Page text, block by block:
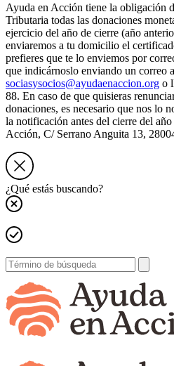
Ayuda en Acción tiene la obligación
Tributaria todas las donaciones
ejercicio del año de cierre (año
enviaremos a tu domicilio el
prefieres que te lo enviemos por
que indicárnoslo enviando un correo a
sociasysocios@ayudaenaccion.org o
88. En caso de que quisieras
donaciones, es necesario que nos lo
la notificación antes del cierre del
Acción, C/ Serrano Anguita 13,
¿Qué estás buscando?